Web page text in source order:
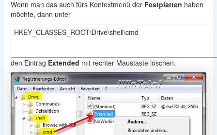
Wenn man das auch fürs Kontextmenü der Festplatten haben
möchte, dann unter
HKEY_CLASSES_ROOT\Drive\shell\cmd
den Eintrag Extended mit rechter Maustaste löschen.